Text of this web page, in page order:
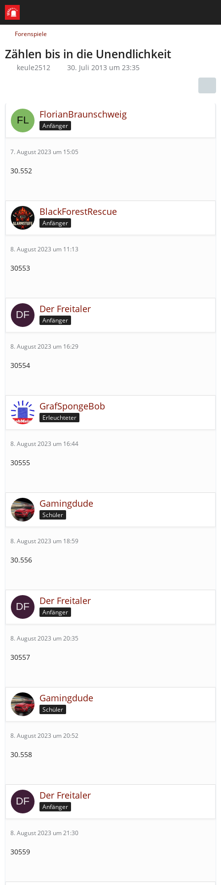
Forenspiele
Zählen bis in die Unendlichkeit
keule2512 30. Juli 2013 um 23:35
FlorianBraunschweig
Anfänger
7. August 2023 um 15:05
30.552
BlackForestRescue
Anfänger
8. August 2023 um 11:13
30553
Der Freitaler
Anfänger
8. August 2023 um 16:29
30554
GrafSpongeBob
Erleuchteter
8. August 2023 um 16:44
30555
Gamingdude
Schüler
8. August 2023 um 18:59
30.556
Der Freitaler
Anfänger
8. August 2023 um 20:35
30557
Gamingdude
Schüler
8. August 2023 um 20:52
30.558
Der Freitaler
Anfänger
8. August 2023 um 21:30
30559